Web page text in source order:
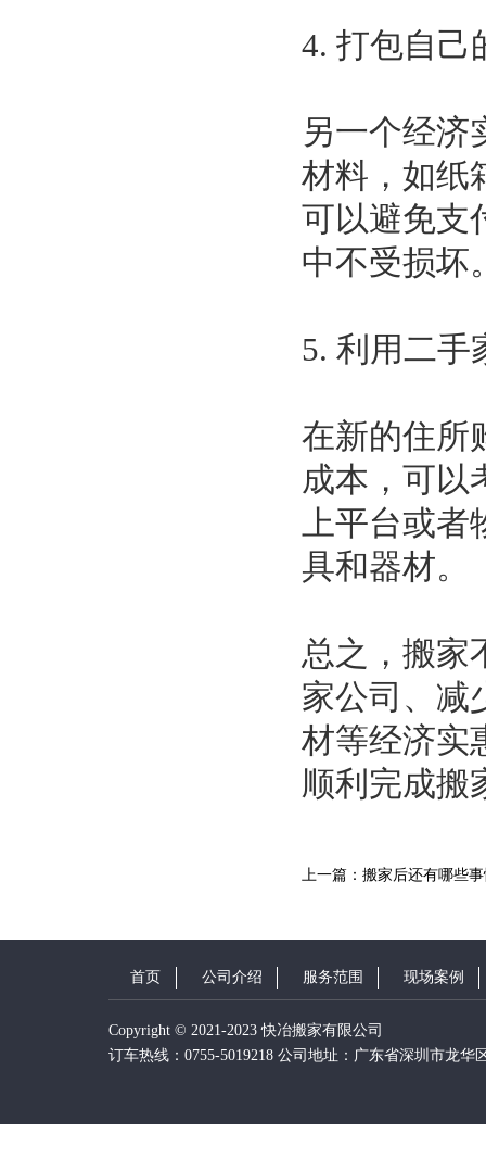
4. 打包自己
另一个经济
材料，如纸
可以避免支
中不受损坏
5. 利用二手
在新的住所
成本，可以
上平台或者
具和器材。
总之，搬家
家公司、减
材等经济实
顺利完成搬
上一篇：搬家后还有哪些
首页 公司介绍 服务范围 现场案例
Copyright © 2021-2023 快冶搬家有限公司
订车热线：0755-5019218 公司地址：广东省深圳市龙华